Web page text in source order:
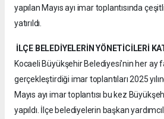
yapılan Mayıs ayı imar toplantısında
yatırıldı.
İLÇE BELEDİYELERİN YÖNETİCİLERİ
Kocaeli Büyükşehir Belediyesi’nin her ay
gerçekleştirdiği imar toplantıları 2025
Mayıs ayı imar toplantısı bu kez
yapıldı. İlçe belediyelerin başkan